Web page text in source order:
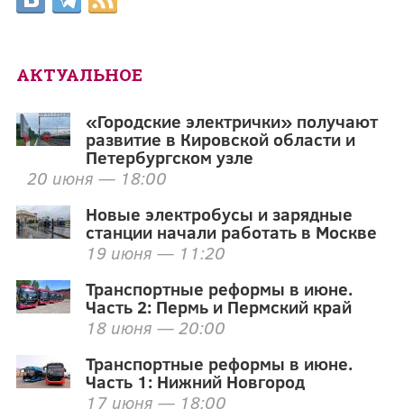
АКТУАЛЬНОЕ
«Городские электрички» получают
развитие в Кировской области и
Петербургском узле
20 июня — 18:00
Новые электробусы и зарядные
станции начали работать в Москве
19 июня — 11:20
Транспортные реформы в июне.
Часть 2: Пермь и Пермский край
18 июня — 20:00
Транспортные реформы в июне.
Часть 1: Нижний Новгород
17 июня — 18:00